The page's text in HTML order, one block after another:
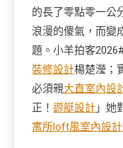
的長了零點零一公
浪漫的傻氣，而變
題。小羊拍客
裝修設計楊楚瀅；
必須親大直室內設
正！ 遊艇設計 」她
寓所loft風室內設計